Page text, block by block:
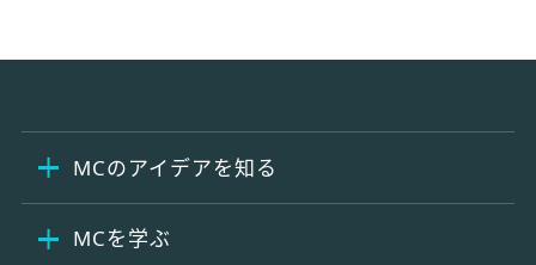
MCのアイデアを知る
MCを学ぶ